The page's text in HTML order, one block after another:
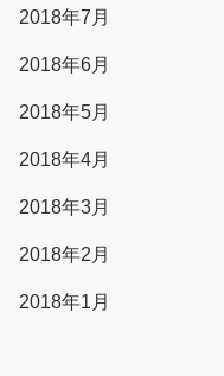
2018年7月
2018年6月
2018年5月
2018年4月
2018年3月
2018年2月
2018年1月